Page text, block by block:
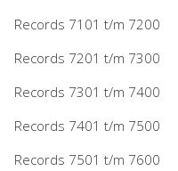
Records 7101 t/m 7200
Records 7201 t/m 7300
Records 7301 t/m 7400
Records 7401 t/m 7500
Records 7501 t/m 7600